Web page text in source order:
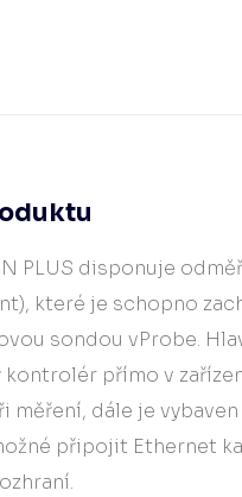
PLUS disponuje
které je schopno
sondou vProbe.
kontrolér přímo v
měření, dále je
připojit Ethernet